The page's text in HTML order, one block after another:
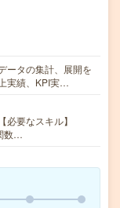
ータの集計、展開を
実績、KPI実…
要なスキル】
数…